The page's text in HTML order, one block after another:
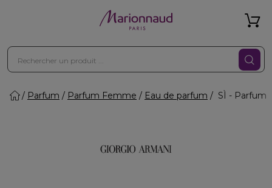
Parfum Parfum Femme Eau de parfum SÌ - Parfum